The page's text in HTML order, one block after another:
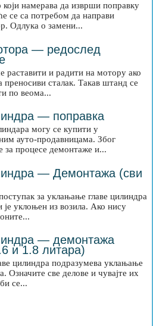
који намерава да изврши поправку
се са потребом да направи
Одлука о замени...
— редослед
раставити и радити на мотору ако
преносиви сталак. Такав штанд се
по веома...
— поправка
могу се купити у
ауто-продавницама. Због
за процесе демонтаже и...
— Демонтажа (сви
за уклањање главе цилиндра
је уклоњен из возила. Ако нису
— демонтажа
и 1.8 литара)
цилиндра подразумева уклањање
Означите све делове и чувајте их
се...